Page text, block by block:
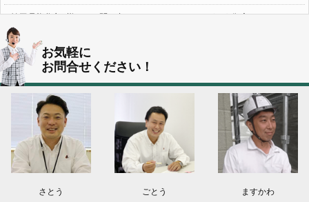
埼玉県熊谷市S様よりお問い合わせ頂きました。ありがとう御座います！
群馬県伊勢崎市K様よりお問い合わせ頂きました。ありがとう御座います！
東京都葛飾区N様よりお問い合わせ頂きました。ありがとう御座います！
2026.08.03
神奈川県川崎市A様よりお問い合わせ頂きました。ありがとう御座います！
群馬県高崎市E様よりお問い合わせ頂きました。ありがとう御座います！
2026.08.02
東京都練馬区K様よりお問い合わせ頂きました。ありがとう御座います！
お気軽に
お問合せください！
さとう ごとう ますかわ